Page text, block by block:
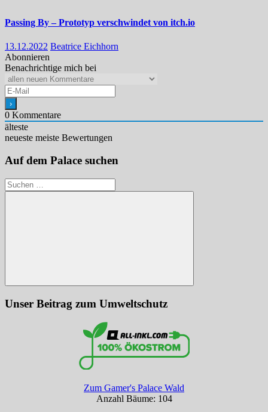
Passing By – Prototyp verschwindet von itch.io
13.12.2022 Beatrice Eichhorn
Abonnieren
Benachrichtige mich bei
0 Kommentare
älteste
neueste meiste Bewertungen
Auf dem Palace suchen
Suchen
nach:
Suchen
Unser Beitrag zum Umweltschutz
Zum Gamer's Palace Wald
Anzahl Bäume: 104